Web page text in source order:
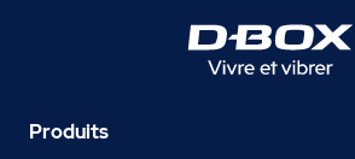
Produits